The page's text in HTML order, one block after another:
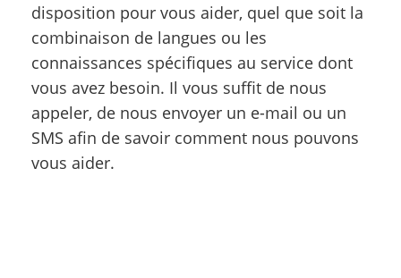
disposition pour vous aider, quel que soit la
combinaison de langues ou les
connaissances spécifiques au service dont
vous avez besoin. Il vous suffit de nous
appeler, de nous envoyer un e-mail ou un
SMS afin de savoir comment nous pouvons
vous aider.